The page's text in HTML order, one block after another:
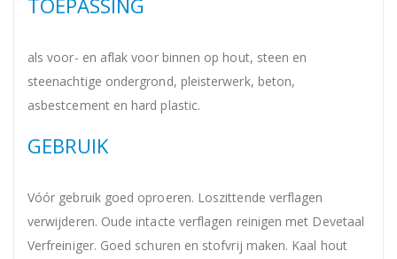
als voor- en aflak voor binnen op hout, steen en
steenachtige ondergrond, pleisterwerk, beton,
asbestcement en hard plastic.
GEBRUIK
Vóór gebruik goed oproeren. Loszittende verflagen
verwijderen. Oude intacte verflagen reinigen met Devetaal
Verfreiniger. Goed schuren en stofvrij maken. Kaal hout